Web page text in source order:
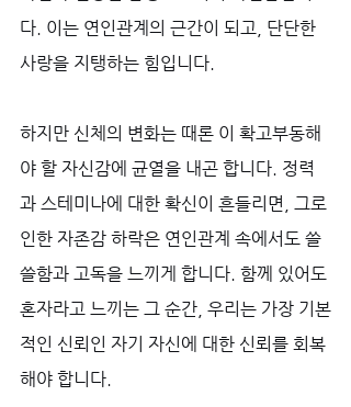
다. 이는 연인관계의 근간이 되고, 단단한
사랑을 지탱하는 힘입니다.
하지만 신체의 변화는 때론 이 확고부동해
야 할 자신감에 균열을 내곤 합니다. 정력
과 스테미나에 대한 확신이 흔들리면, 그로
인한 자존감 하락은 연인관계 속에서도 쓸
쓸함과 고독을 느끼게 합니다. 함께 있어도
혼자라고 느끼는 그 순간, 우리는 가장 기본
적인 신뢰인 자기 자신에 대한 신뢰를 회복
해야 합니다.